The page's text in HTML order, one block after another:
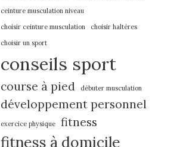
ceinture musculation niveau
choisir ceinture musculation
choisir haltères
choisir un sport
conseils sport
course à pied débuter musculation
développement personnel
exercice physique fitness
fitness à domicile